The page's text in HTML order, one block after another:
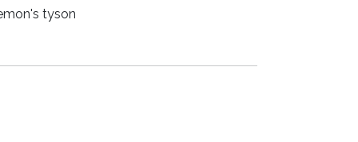
tyson